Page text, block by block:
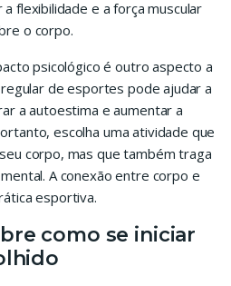
flexibilidade e a força muscular
o corpo.
psicológico é outro aspecto a
de esportes pode ajudar a
a autoestima e aumentar a
escolha uma atividade que
corpo, mas que também traga
A conexão entre corpo e
esportiva.
como se iniciar